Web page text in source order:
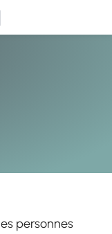
personnes